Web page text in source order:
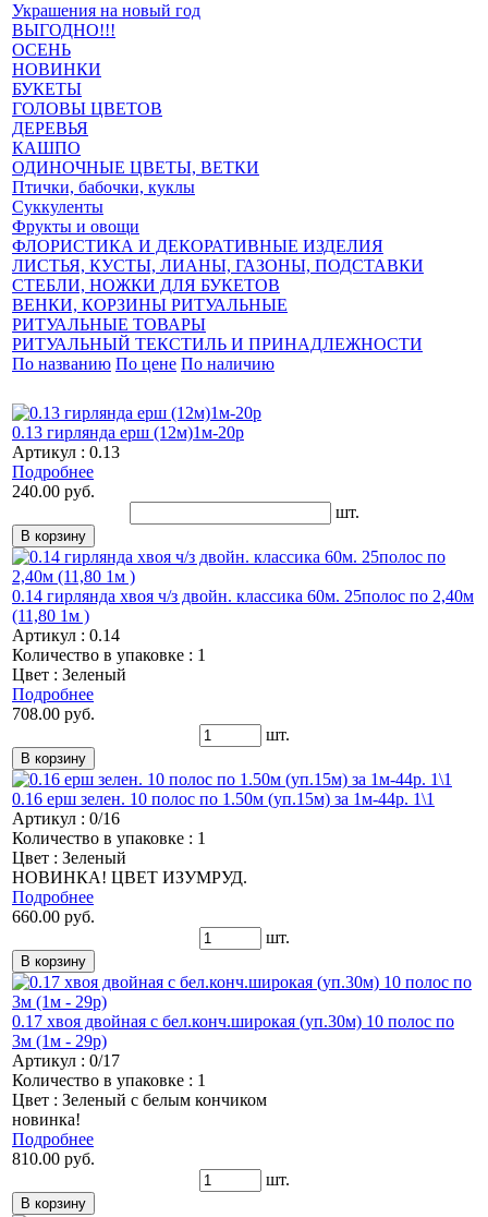
Украшения на новый год
ВЫГОДНО!!!
ОСЕНЬ
НОВИНКИ
БУКЕТЫ
ГОЛОВЫ ЦВЕТОВ
ДЕРЕВЬЯ
КАШПО
ОДИНОЧНЫЕ ЦВЕТЫ, ВЕТКИ
Птички, бабочки, куклы
Суккуленты
Фрукты и овощи
ФЛОРИСТИКА И ДЕКОРАТИВНЫЕ ИЗДЕЛИЯ
ЛИСТЬЯ, КУСТЫ, ЛИАНЫ, ГАЗОНЫ, ПОДСТАВКИ
СТЕБЛИ, НОЖКИ ДЛЯ БУКЕТОВ
ВЕНКИ, КОРЗИНЫ РИТУАЛЬНЫЕ
РИТУАЛЬНЫЕ ТОВАРЫ
РИТУАЛЬНЫЙ ТЕКСТИЛЬ И ПРИНАДЛЕЖНОСТИ
По названию По цене По наличию
0.13 гирлянда ерш (12м)1м-20р
Артикул : 0.13
Подробнее
240.00 руб.
шт.
0.14 гирлянда хвоя ч/з двойн. классика 60м. 25полос по 2,40м
(11,80 1м )
Артикул : 0.14
Количество в упаковке : 1
Цвет : Зеленый
Подробнее
708.00 руб.
шт.
0.16 ерш зелен. 10 полос по 1.50м (уп.15м) за 1м-44р. 1\1
Артикул : 0/16
Количество в упаковке : 1
Цвет : Зеленый
НОВИНКА! ЦВЕТ ИЗУМРУД.
Подробнее
660.00 руб.
шт.
0.17 хвоя двойная с бел.конч.широкая (уп.30м) 10 полос по
3м (1м - 29р)
Артикул : 0/17
Количество в упаковке : 1
Цвет : Зеленый с белым кончиком
новинка!
Подробнее
810.00 руб.
шт.